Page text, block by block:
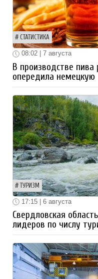
СТАТИСТИКА
08:02 | 7 августа
В производстве пива
опередила немецкую
ТУРИЗМ
17:15 | 6 августа
Свердловская
лидеров по числу